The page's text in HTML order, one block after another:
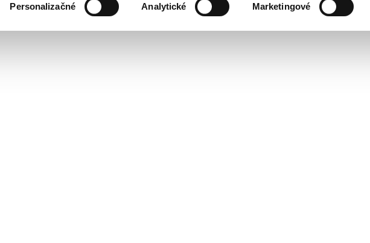
Personalizačné Analytické Marketingové